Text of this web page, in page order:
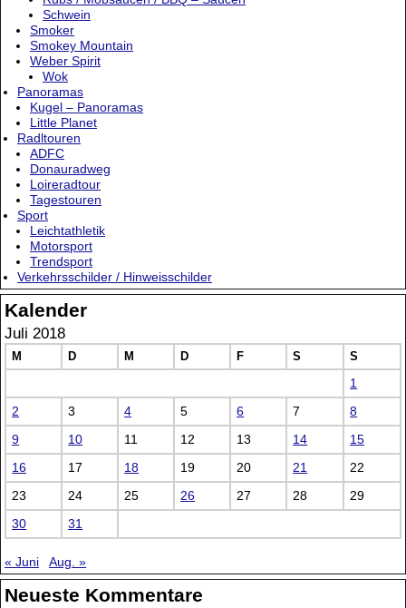
Schwein
Smoker
Smokey Mountain
Weber Spirit
Wok
Panoramas
Kugel – Panoramas
Little Planet
Radltouren
ADFC
Donauradweg
Loireradtour
Tagestouren
Sport
Leichtathletik
Motorsport
Trendsport
Verkehrsschilder / Hinweisschilder
Kalender
Juli 2018
M D M D F S S
1
2
3 4 5 6 7
8
9
10 11 12 13 14
15
16
17 18 19 20 21
22
23
24 25 26 27 28
29
30
31
« Juni Aug. »
Neueste Kommentare